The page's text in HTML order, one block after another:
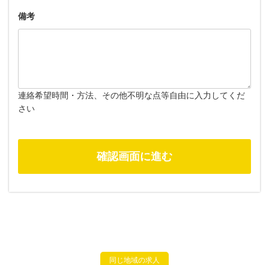
備考
連絡希望時間・方法、その他不明な点等自由に入力してくだ
さい
同じ地域の求人